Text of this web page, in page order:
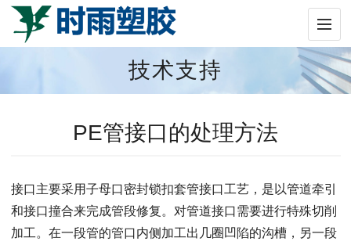
技术支持
PE管接口的处理方法
接口主要采用子母口密封锁扣套管接口工艺，是以管道牵引
和接口撞合来完成管段修复。对管道接口需要进行特殊切削
加工。在一段管的管口内侧加工出几圈凹陷的沟槽，另一段